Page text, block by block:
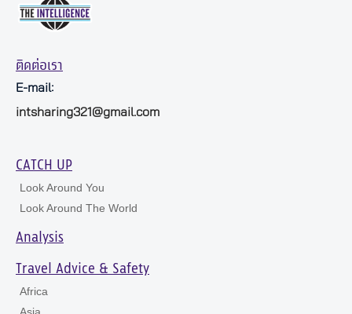
ติดต่อเรา
E-mail:
intsharing321@gmail.com
CATCH UP
Look Around You
Look Around The World
Analysis
Travel Advice & Safety
Africa